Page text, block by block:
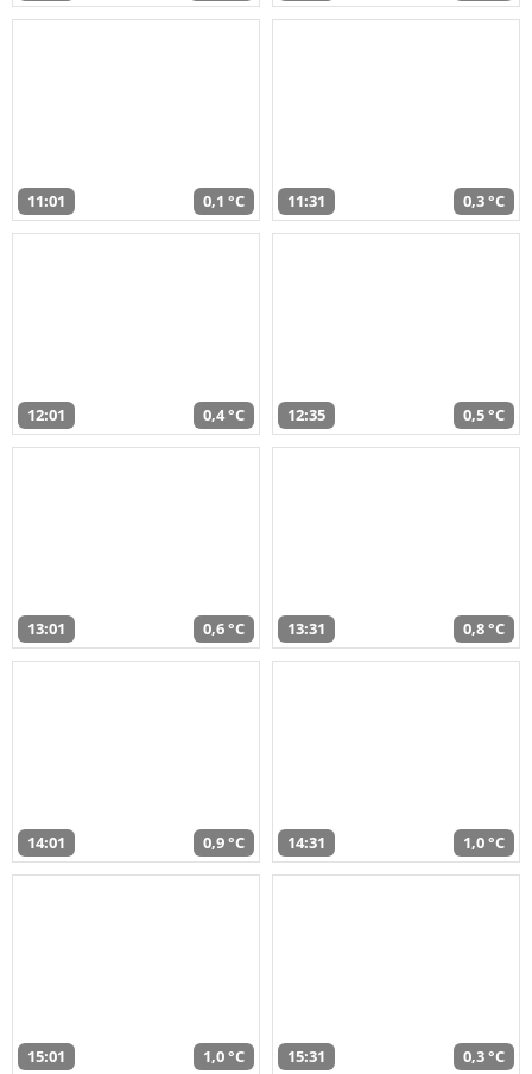
11:01 0,1 °C 11:31 0,3 °C
12:01 0,4 °C 12:35 0,5 °C
13:01 0,6 °C 13:31 0,8 °C
14:01 0,9 °C 14:31 1,0 °C
15:01 1,0 °C 15:31 0,3 °C